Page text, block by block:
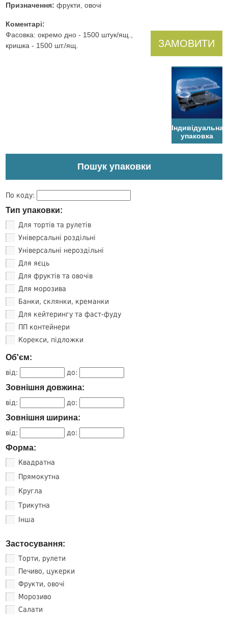
Призначення: фрукти, овочі
Коментарі:
Фасовка: окремо дно - 1500 штук/ящ.,
кришка - 1500 шт./ящ.
ЗАМОВИТИ
Індивідуальна
упаковка
Пошук упаковки
По коду:
Тип упаковки:
Для тортів та рулетів
Універсальні роздільні
Універсальні нероздільні
Для яєць
Для фруктів та овочів
Для морозива
Банки, склянки, креманки
Для кейтерингу та фаст-фуду
ПП контейнери
Корекси, підложки
Об'єм:
від: до:
Зовнішня довжина:
від: до:
Зовнішня ширина:
від: до:
Форма:
Квадратна
Прямокутна
Кругла
Трикутна
Інша
Застосування:
Торти, рулети
Печиво, цукерки
Фрукти, овочі
Морозиво
Салати